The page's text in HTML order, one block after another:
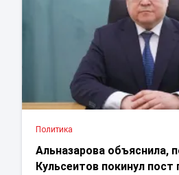
Политика
Альназарова объяснила,
Кульсеитов покинул